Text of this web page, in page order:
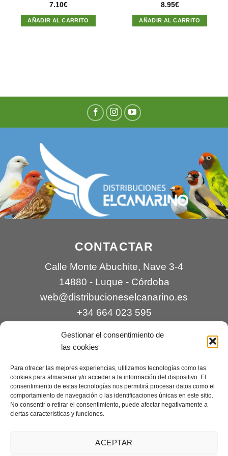
Gestionar el consentimiento de
las cookies
Para ofrecer las mejores experiencias, utilizamos tecnologías como las
cookies para almacenar y/o acceder a la información del dispositivo. El
consentimiento de estas tecnologías nos permitirá procesar datos como el
comportamiento de navegación o las identificaciones únicas en este sitio.
No consentir o retirar el consentimiento, puede afectar negativamente a
ciertas características y funciones.
ACEPTAR
7.10€
AÑADIR AL CARRITO
8.95€
AÑADIR AL CARRITO
CONTACTAR
Calle Monte Abuchite, Nave 3-4
14880 - Luque - Córdoba
web@distribucioneselcanarino.es
+34 664 023 595
Contacto|Incidencias|Devoluciones |
Condiciones generales
Mantenimiento web a cargo deCreaciones Digitales – mantenimiento web